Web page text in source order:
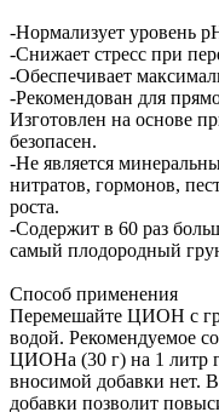
-Нормализует уровень
-Снижает стресс при
-Обеспечивает
-Рекомендован для
Изготовлен на основе
безопасен.
-Не является
нитратов, гормонов,
роста.
-Содержит в 60 раз
самый плодородный
Способ применения
Перемешайте ЦИОН с
водой. Рекомендуемое
ЦИОНа (30 г) на 1 литр
вносимой добавки нет.
добавки позволит